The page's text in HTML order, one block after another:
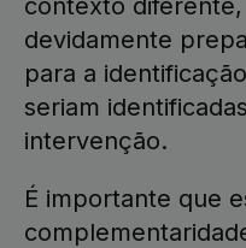
contexto
devidamente
para a
seriam
intervenção.
É importante que